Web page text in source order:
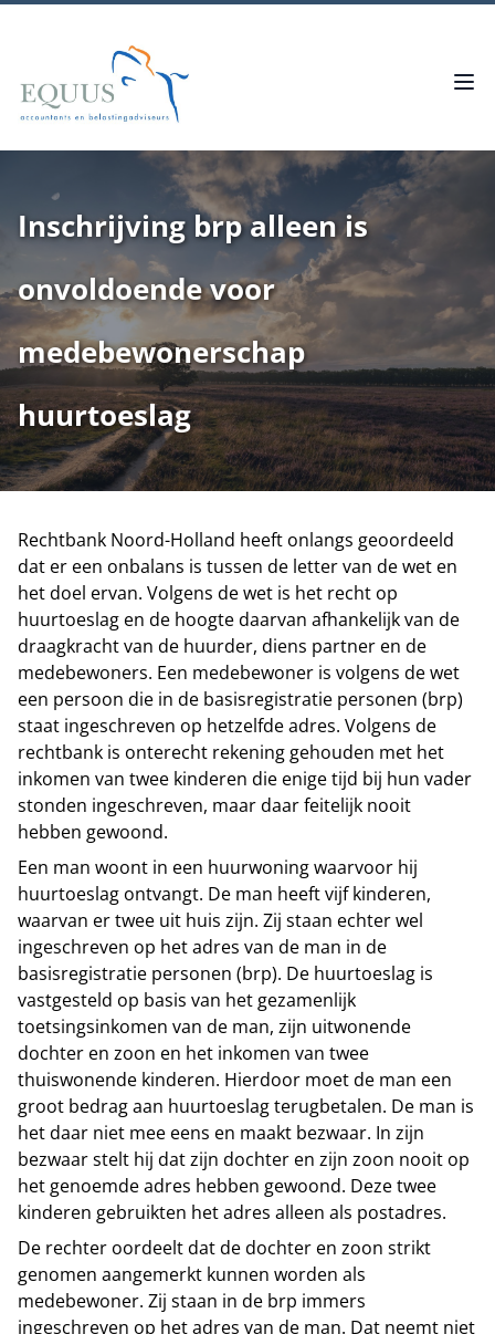
Inschrijving brp alleen is
onvoldoende voor
medebewonerschap
huurtoeslag
Rechtbank Noord-Holland heeft onlangs geoordeeld
dat er een onbalans is tussen de letter van de wet en
het doel ervan. Volgens de wet is het recht op
huurtoeslag en de hoogte daarvan afhankelijk van de
draagkracht van de huurder, diens partner en de
medebewoners. Een medebewoner is volgens de wet
een persoon die in de basisregistratie personen (brp)
staat ingeschreven op hetzelfde adres. Volgens de
rechtbank is onterecht rekening gehouden met het
inkomen van twee kinderen die enige tijd bij hun vader
stonden ingeschreven, maar daar feitelijk nooit
hebben gewoond.
Een man woont in een huurwoning waarvoor hij
huurtoeslag ontvangt. De man heeft vijf kinderen,
waarvan er twee uit huis zijn. Zij staan echter wel
ingeschreven op het adres van de man in de
basisregistratie personen (brp). De huurtoeslag is
vastgesteld op basis van het gezamenlijk
toetsingsinkomen van de man, zijn uitwonende
dochter en zoon en het inkomen van twee
thuiswonende kinderen. Hierdoor moet de man een
groot bedrag aan huurtoeslag terugbetalen. De man is
het daar niet mee eens en maakt bezwaar. In zijn
bezwaar stelt hij dat zijn dochter en zijn zoon nooit op
het genoemde adres hebben gewoond. Deze twee
kinderen gebruikten het adres alleen als postadres.
De rechter oordeelt dat de dochter en zoon strikt
genomen aangemerkt kunnen worden als
medebewoner. Zij staan in de brp immers
ingeschreven op het adres van de man. Dat neemt niet